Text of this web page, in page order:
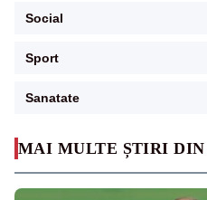
MAI MULTE ȘTIRI DIN
Social
Sport
Sanatate